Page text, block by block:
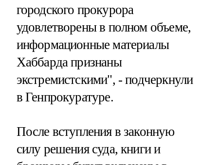
городского прокурора
удовлетворены в полном объеме,
информационные материалы
Хаббарда признаны
экстремистскими", - подчеркнули
в Генпрокуратуре.
После вступления в законную
силу решения суда, книги и